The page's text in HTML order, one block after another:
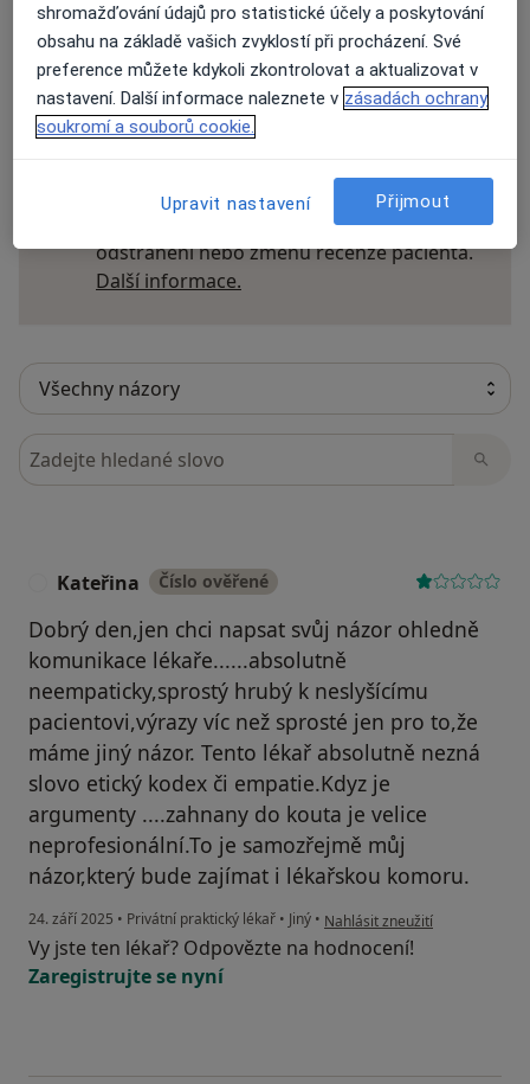
Přidejte svůj názor
27 názorů
Recenze pacientů jsou pro nás důležité.
Specialisté nemají možnost zaplatit za
odstranění nebo změnu recenze pacienta.
Další informace.
Hledejte v názorech
Kateřina Číslo ověřené
Dobrý den,jen chci napsat svůj názor ohledně
komunikace lékaře......absolutně
neempaticky,sprostý hrubý k neslyšícímu
pacientovi,výrazy víc než sprosté jen pro to,že
máme jiný názor. Tento lékař absolutně nezná
slovo etický kodex či empatie.Kdyz je
argumenty ....zahnany do kouta je velice
neprofesionální.To je samozřejmě můj
názor,který bude zajímat i lékařskou komoru.
24. září 2025 • Privátní praktický lékař • Jiný • podle názoru uživatele Kateřina
Nahlásit zneužití
Vy jste ten lékař? Odpovězte na hodnocení!
Zaregistrujte se nyní
shromažďování údajů pro statistické účely a poskytování
obsahu na základě vašich zvyklostí při procházení. Své
preference můžete kdykoli zkontrolovat a aktualizovat v
nastavení. Další informace naleznete v zásadách ochrany
soukromí a souborů cookie.
Upravit nastavení Přijmout